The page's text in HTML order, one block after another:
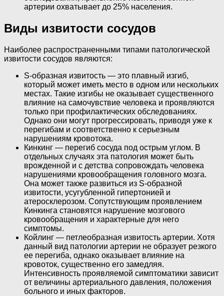
артерии охватывает до 25% населения.
Виды извитости сосудов
Наиболее распространенными типами патологической
извитости сосудов являются:
S-образная извитость — это плавный изгиб,
который может иметь место в одном или нескольких
местах. Такие изгибы не оказывает существенного
влияние на самочувствие человека и проявляются
только при профилактических обследованиях.
Однако они могут прогрессировать, приводя уже к
перегибам и соответственно к серьезным
нарушениям кровотока.
Кинкинг — перегиб сосуда под острым углом. В
отдельных случаях эта патология может быть
врожденной и с детства сопровождать человека
нарушениями кровообращения головного мозга.
Она может также развиться из S-образной
извитости, усугубленной гипертонией и
атеросклерозом. Сопутствующим проявлением
Кинкинга становятся нарушение мозгового
кровообращения и характерные для него
симптомы.
Койлинг — петлеобразная извитость артерии. Хотя
данный вид патологии артерии не образует резкого
ее перегиба, однако оказывает влияние на
кровоток, существенно его замедляя.
Интенсивность проявляемой симптоматики зависит
от величины артериального давления, положения
больного и иных факторов.